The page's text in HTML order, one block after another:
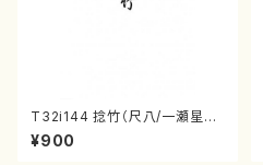
T32i144 捻竹（尺八/一瀬星山/
尺八/都山式譜）都山流公刊楽譜
曲番:593
¥900